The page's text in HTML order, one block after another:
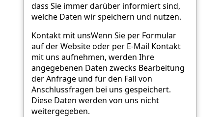
dass Sie immer darüber informiert sind,
welche Daten wir speichern und nutzen.
Kontakt mit unsWenn Sie per Formular
auf der Website oder per E-Mail Kontakt
mit uns aufnehmen, werden Ihre
angegebenen Daten zwecks Bearbeitung
der Anfrage und für den Fall von
Anschlussfragen bei uns gespeichert.
Diese Daten werden von uns nicht
weitergegeben.